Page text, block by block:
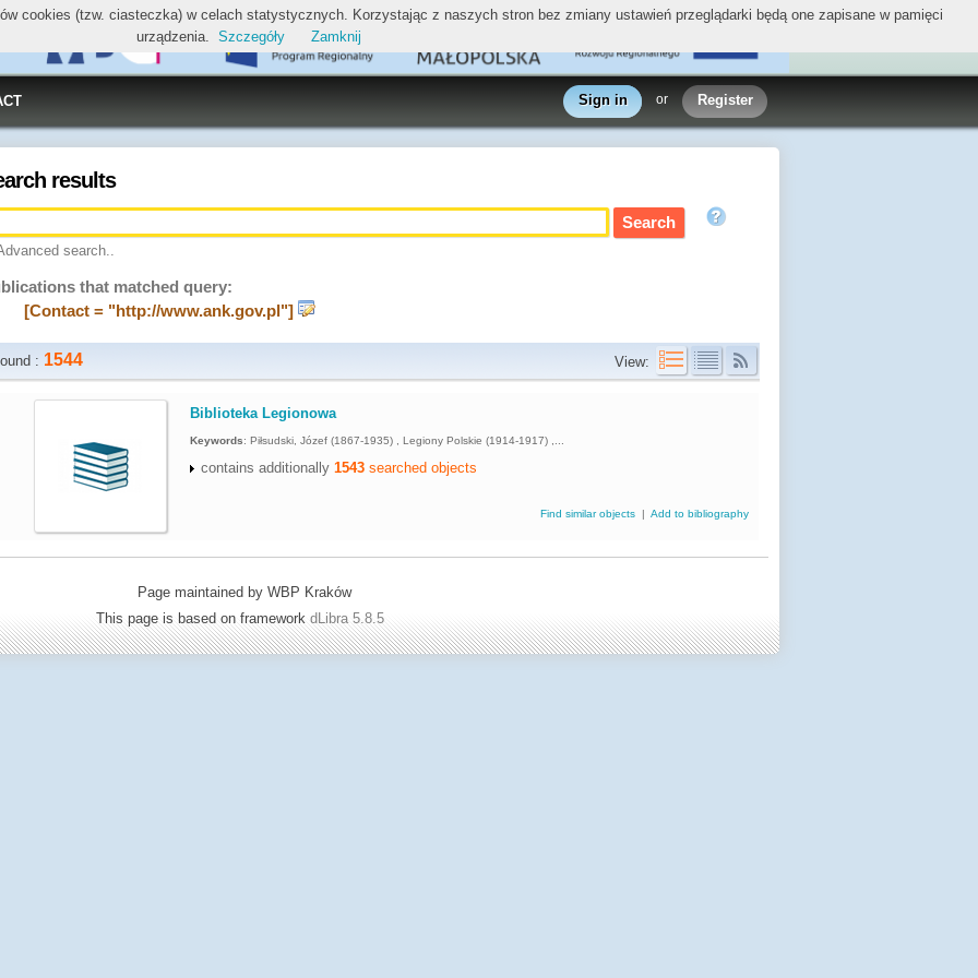
Sign in or Register
results
search..
that matched query:
[Contact = "http://www.ank.gov.pl"]
: 1544 View:
Biblioteka Legionowa
Keywords:Piłsudski, Józef (1867-1935) , Legiony Polskie (1914-1917) ,...
contains additionally1543 searched objects
Find similar objects |Add to bibliography
Page maintained by WBP Kraków
This page is based on framework dLibra 5.8.5
cookies (tzw. ciasteczka) w celach statystycznych. Korzystając z naszych stron bez zmiany ustawień przeglądarki będą one zapisane w pamięci
urządzenia. Szczegóły Zamknij